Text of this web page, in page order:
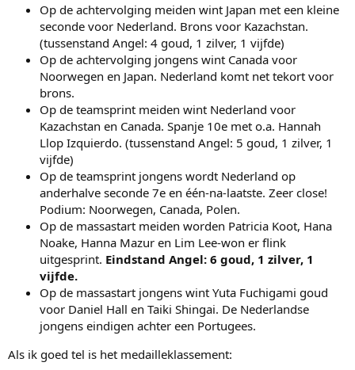
Op de achtervolging meiden wint Japan met een kleine
seconde voor Nederland. Brons voor Kazachstan.
(tussenstand Angel: 4 goud, 1 zilver, 1 vijfde)
Op de achtervolging jongens wint Canada voor
Noorwegen en Japan. Nederland komt net tekort voor
brons.
Op de teamsprint meiden wint Nederland voor
Kazachstan en Canada. Spanje 10e met o.a. Hannah
Llop Izquierdo. (tussenstand Angel: 5 goud, 1 zilver, 1
vijfde)
Op de teamsprint jongens wordt Nederland op
anderhalve seconde 7e en één-na-laatste. Zeer close!
Podium: Noorwegen, Canada, Polen.
Op de massastart meiden worden Patricia Koot, Hana
Noake, Hanna Mazur en Lim Lee-won er flink
uitgesprint. Eindstand Angel: 6 goud, 1 zilver, 1
vijfde.
Op de massastart jongens wint Yuta Fuchigami goud
voor Daniel Hall en Taiki Shingai. De Nederlandse
jongens eindigen achter een Portugees.
Als ik goed tel is het medailleklassement: